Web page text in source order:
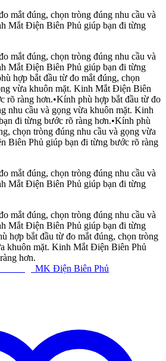
mắt đúng, chọn tròng đúng nhu cầu và
Mắt Điện Biên Phủ giúp bạn đi từng
mắt đúng, chọn tròng đúng nhu cầu và
Mắt Điện Biên Phủ giúp bạn đi từng
hợp bắt đầu từ đo mắt đúng, chọn
vừa khuôn mặt. Kinh Mắt Điện Biên
rõ ràng hơn.•Kính phù hợp bắt đầu từ đo
nhu cầu và gọng vừa khuôn mặt. Kinh
đi từng bước rõ ràng hơn.•Kính phù
chọn tròng đúng nhu cầu và gọng vừa
Biên Phủ giúp bạn đi từng bước rõ ràng
mắt đúng, chọn tròng đúng nhu cầu và
Mắt Điện Biên Phủ giúp bạn đi từng
mắt đúng, chọn tròng đúng nhu cầu và
Mắt Điện Biên Phủ giúp bạn đi từng
hợp bắt đầu từ đo mắt đúng, chọn tròng
khuôn mặt. Kinh Mắt Điện Biên Phủ
hơn.
MK Điện Biên Phủ